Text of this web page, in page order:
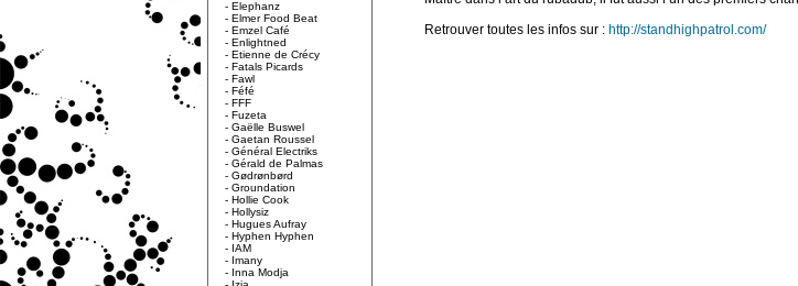
- Elephanz
- Elmer Food Beat
- Emzel Café
- Enlightned
- Etienne de Crécy
- Fatals Picards
- Fawl
- Féfé
- FFF
- Fuzeta
- Gaëlle Buswel
- Gaetan Roussel
- Général Electriks
- Gérald de Palmas
- Gødrønbørd
- Groundation
- Hollie Cook
- Hollysiz
- Hugues Aufray
- Hyphen Hyphen
- IAM
- Imany
- Inna Modja
Retrouver toutes les infos sur : http://standhighpatrol.com/